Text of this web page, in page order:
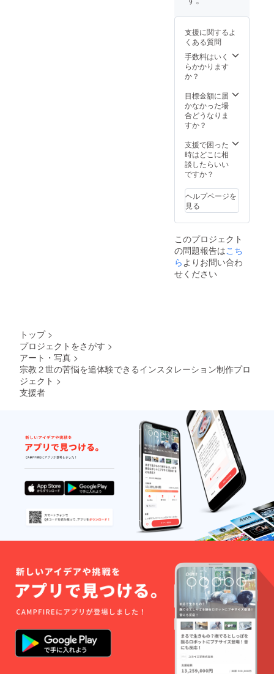
支援に関するよ
くある質問
手数料はいく
らかかります
か？
目標金額に届
かなかった場
合どうなりま
すか？
支援で困った
時はどこに相
談したらいい
ですか？
ヘルプページを
見る
このプロジェクト
の問題報告はこち
ら よりお問い合わ
せください
トップ >
プロジェクトをさがす >
アート・写真 >
宗教２世の苦悩を追体験できるインスタレーション制作プロ
ジェクト >
支援者